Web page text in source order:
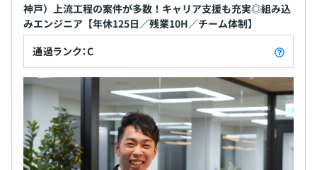
神戸）上流工程の案件が多数！キャリア支援も充実◎組み込
みエンジニア【年休125日／残業10H／チーム体制】
通過ランク：C